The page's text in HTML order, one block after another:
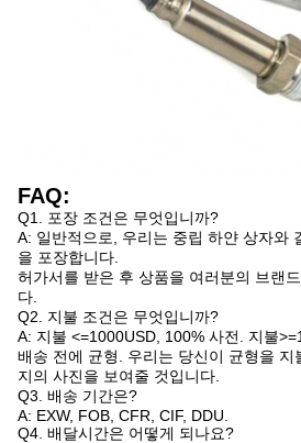
FAQ:
Q1. 포장 조건은 무엇입니까?
A: 일반적으로, 우리는 중립 하얀 상자와
을 포장합니다.
허가서를 받은 후 상품을 여러분의 브랜
다.
Q2. 지불 조건은 무엇입니까?
A: 지불 <=1000USD, 100% 사전. 지불
배송 전에 균형. 우리는 당신이 균형을 지
지의 사진을 보여줄 것입니다.
Q3. 배송 기간은?
A: EXW, FOB, CFR, CIF, DDU.
Q4. 배달시간은 어떻게 되나요?